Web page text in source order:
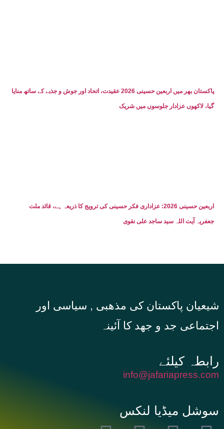
پاکستان بھر میں اربعین حسینی 2026 عقیدت، اتحاد اور جوش و جذبے کے ساتھ منایا
گیا، لاکھوں عزادار جلوسوں میں شریک
اربعین حسینی 2026: عزاداری فکر حسینی کی ترویج کا ذریعہ ہے، قائد ملت
جعفریہ آیت اللہ سید ساجد علی نقوی
شیعیان پاکستان کی مذهبی , سیاسی اور
اجتماعی جد و جهد کا آئینہ
info@jafariapress.com​
سوشل میڈیا لنکس